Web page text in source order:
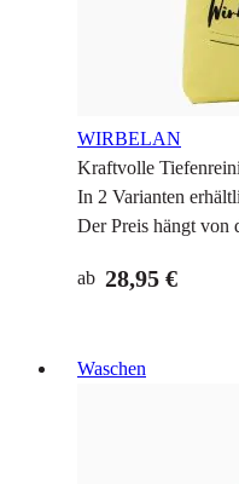
WIRBELAN
Kraftvolle
In 2 Varianten
Der Preis hängt von
ab 28,95 €
Waschen